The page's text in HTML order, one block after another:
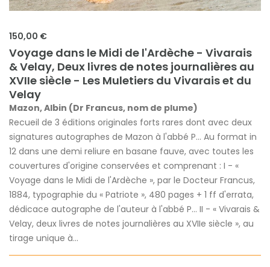
150,00 €
Voyage dans le Midi de l'Ardèche - Vivarais
& Velay, Deux livres de notes journalières au
XVIIe siècle - Les Muletiers du Vivarais et du
Velay
Mazon, Albin (Dr Francus, nom de plume)
Recueil de 3 éditions originales forts rares dont avec deux
signatures autographes de Mazon à l'abbé P... Au format in
12 dans une demi reliure en basane fauve, avec toutes les
couvertures d'origine conservées et comprenant : I - «
Voyage dans le Midi de l'Ardèche », par le Docteur Francus,
1884, typographie du « Patriote », 480 pages + 1 ff d'errata,
dédicace autographe de l'auteur à l'abbé P... II - « Vivarais &
Velay, deux livres de notes journalières au XVIIe siècle », au
tirage unique à...